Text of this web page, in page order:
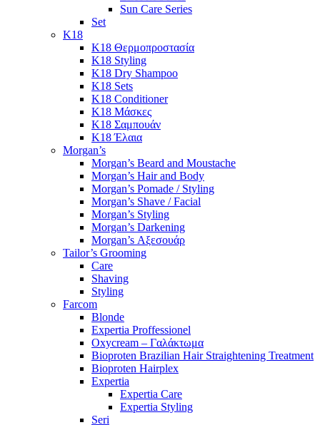
Sun Care Series
Set
K18
K18 Θερμοπροστασία
K18 Styling
K18 Dry Shampoo
K18 Sets
K18 Conditioner
K18 Μάσκες
K18 Σαμπουάν
K18 Έλαια
Morgan’s
Morgan’s Beard and Moustache
Morgan’s Hair and Body
Morgan’s Pomade / Styling
Morgan’s Shave / Facial
Morgan’s Styling
Morgan’s Darkening
Morgan’s Αξεσουάρ
Tailor’s Grooming
Care
Shaving
Styling
Farcom
Blonde
Expertia Proffessionel
Oxycream – Γαλάκτωμα
Bioproten Brazilian Hair Straightening Treatment
Bioproten Hairplex
Expertia
Expertia Care
Expertia Styling
Seri